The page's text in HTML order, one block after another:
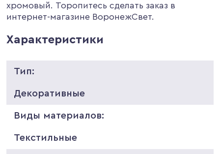
хромовый. Торопитесь сделать заказ в
интернет-магазине ВоронежСвет.
Характеристики
Тип:
Декоративные
Виды материалов:
Текстильные